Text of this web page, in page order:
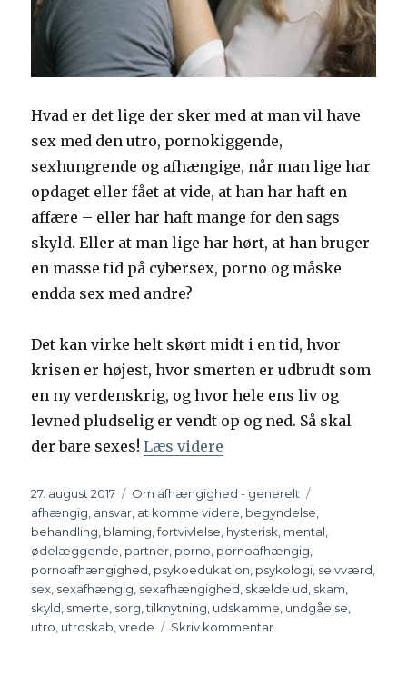
Hvad er det lige der sker med at man vil have
sex med den utro, pornokiggende,
sexhungrende og afhængige, når man lige har
opdaget eller fået at vide, at han har haft en
affære – eller har haft mange for den sags
skyld. Eller at man lige har hørt, at han bruger
en masse tid på cybersex, porno og måske
endda sex med andre?
Det kan virke helt skørt midt i en tid, hvor
krisen er højest, hvor smerten er udbrudt som
en ny verdenskrig, og hvor hele ens liv og
levned pludselig er vendt op og ned. Så skal
der bare sexes!Læs videre
Udgivet
27. august 2017 Kategorier
Om afhængighed - generelt
afhængig ansvar at komme videre begyndelse
behandling blaming ,fortvivlelse hysterisk mental
ødelæggende partner porno pornoafhængig
pornoafhængighed psykoedukation psykologi selvværd
sex sexafhængig sexafhængighed skælde ud skam
skyld smerte sorg ,tilknytning udskamme undgåelse
utro utroskab ,vrede Skriv kommentar